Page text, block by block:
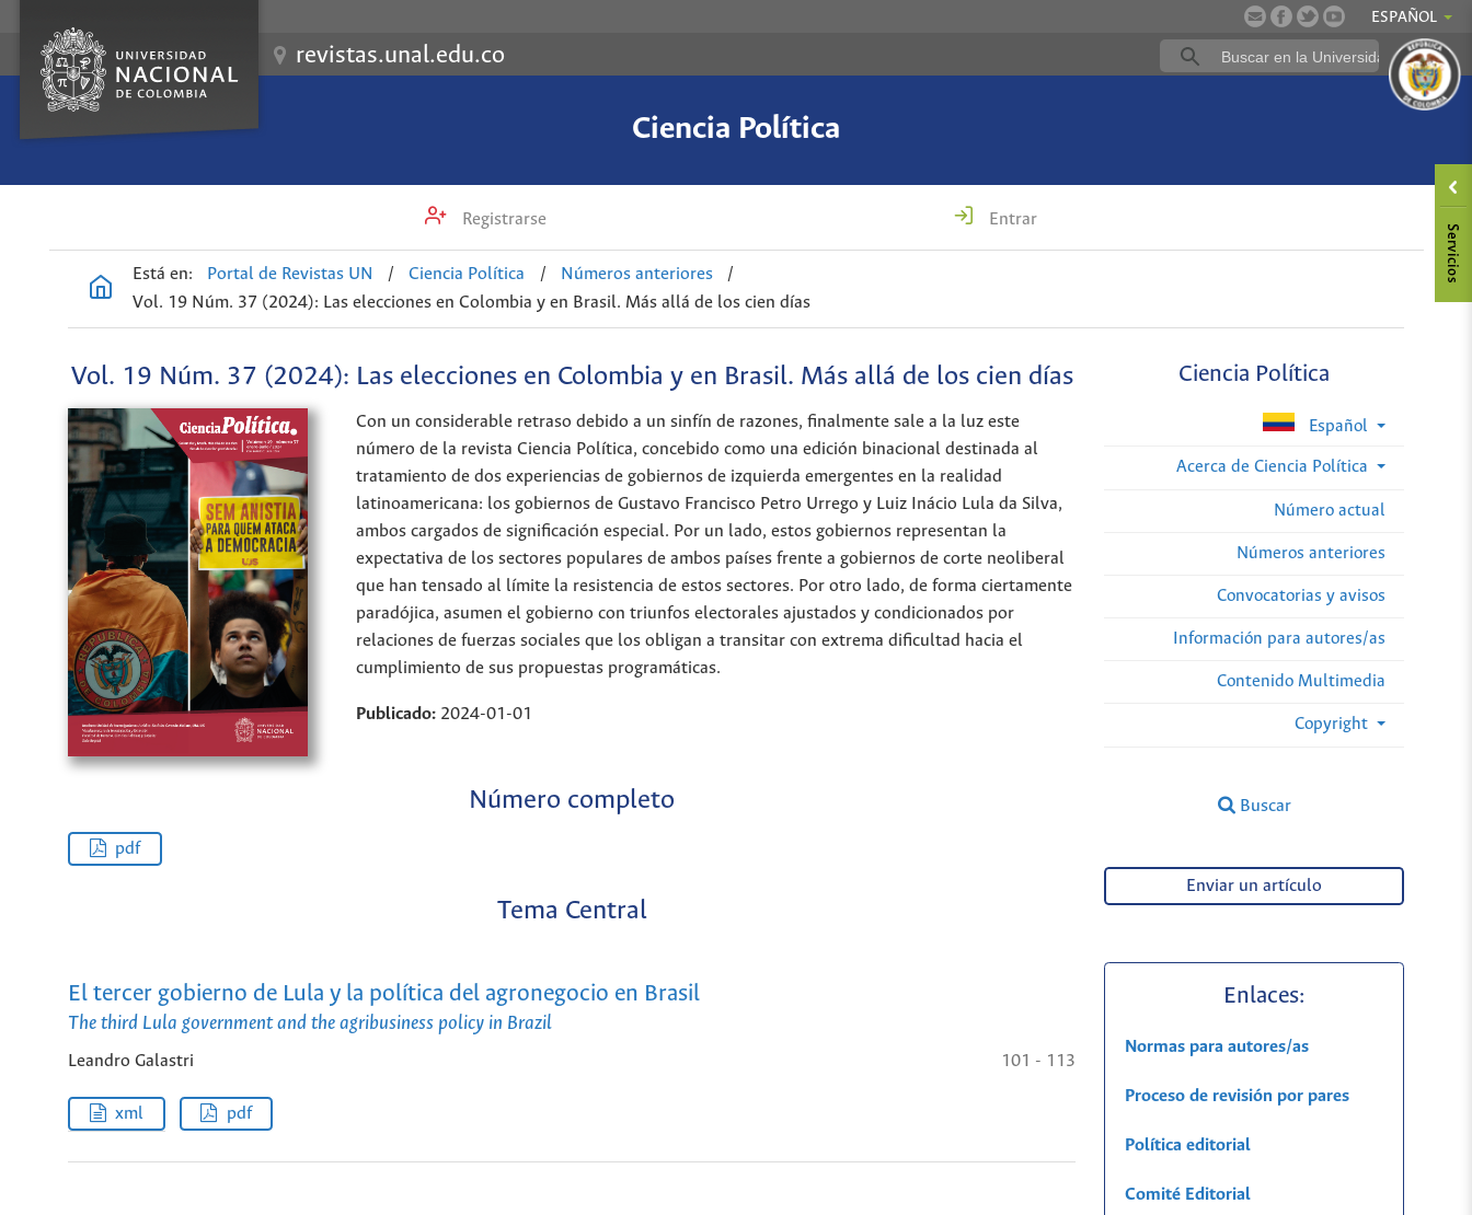
ESPAÑOL
revistas.unal.edu.co
Ciencia Política
Registrarse Entrar
Está en: Portal de Revistas UN / Ciencia Política / Números anteriores
/
Vol. 19 Núm. 37 (2024): Las elecciones en Colombia y en Brasil. Más allá de los cien días
Ciencia Política
Español
Acerca de Ciencia Política
Número actual
Números anteriores
Convocatorias y avisos
Información para autores/as
Contenido Multimedia
Copyright
Buscar
Vol. 19 Núm. 37 (2024): Las elecciones en Colombia y en Brasil. Más allá de los cien días
Con un considerable retraso debido a un sinfín de razones, finalmente sale a la luz este
número de la revista Ciencia Política, concebido como una edición binacional destinada al
tratamiento de dos experiencias de gobiernos de izquierda emergentes en la realidad
latinoamericana: los gobiernos de Gustavo Francisco Petro Urrego y Luiz Inácio Lula da Silva,
ambos cargados de significación especial. Por un lado, estos gobiernos representan la
expectativa de los sectores populares de ambos países frente a gobiernos de corte neoliberal
que han tensado al límite la resistencia de estos sectores. Por otro lado, de forma ciertamente
paradójica, asumen el gobierno con triunfos electorales ajustados y condicionados por
relaciones de fuerzas sociales que los obligan a transitar con extrema dificultad hacia el
cumplimiento de sus propuestas programáticas.
Publicado: 2024-01-01
Número completo
pdf
Tema Central
El tercer gobierno de Lula y la política del agronegocio en Brasil
The third Lula government and the agribusiness policy in Brazil
Leandro Galastri 101 - 113
xml pdf
Enviar un artículo
Enlaces:
Normas para autores/as
Proceso de revisión por pares
Política editorial
Comité Editorial